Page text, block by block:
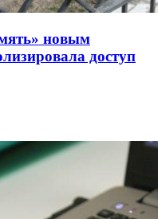
новым
доступ